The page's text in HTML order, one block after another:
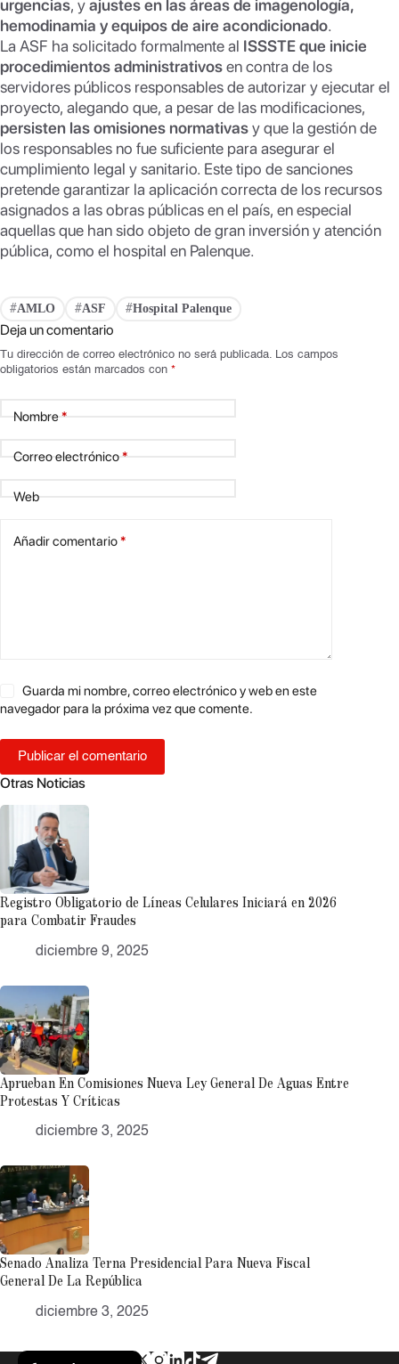
urgencias, yajustes en las áreas de imagenología,
hemodinamia y equipos de aire acondicionado.
La ASF ha solicitado formalmente al ISSSTE que inicie
procedimientos administrativosen contra de los
servidores públicos responsables de autorizar y ejecutar el
proyecto, alegando que, a pesar de las modificaciones,
persisten las omisiones normativasy que la gestión de
los responsables no fue suficiente para asegurar el
cumplimiento legal y sanitario. Este tipo de sanciones
pretende garantizar la aplicación correcta de los recursos
asignados a las obras públicas en el país, en especial
aquellas que han sido objeto de gran inversión y atención
pública, como el hospital en Palenque.
#AMLO #ASF #Hospital Palenque
Deja un comentario
Tu dirección de correo electrónico no será publicada. Los campos
obligatorios están marcados con *
Nombre*
Correo electrónico*
Web
Añadir comentario*
Guarda mi nombre, correo electrónico y web en este
navegador para la próxima vez que comente.
Publicar el comentario
Otras Noticias
Registro Obligatorio de Líneas Celulares Iniciará en 2026
para Combatir Fraudes
diciembre 9, 2025
Aprueban En Comisiones Nueva Ley General De Aguas Entre
Protestas Y Críticas
diciembre 3, 2025
Senado Analiza Terna Presidencial Para Nueva Fiscal
General De La República
diciembre 3, 2025